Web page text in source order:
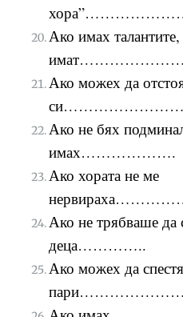
Ако имах
Ако можех да
Ако не бях
имах……………….
Ако хората не ме
Ако не трябваше да
деца…………..
Ако можех да